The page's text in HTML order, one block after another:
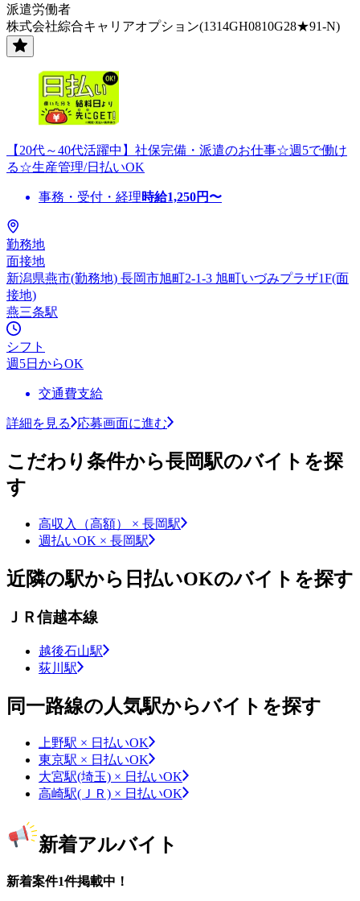
派遣労働者
株式会社綜合キャリアオプション(1314GH0810G28★91-N)
【20代～40代活躍中】社保完備・派遣のお仕事☆週5で働け
る☆生産管理/日払いOK
事務・受付・経理時給1,250円〜
勤務地
面接地
新潟県燕市(勤務地) 長岡市旭町2-1-3 旭町いづみプラザ1F(面
接地)
燕三条駅
シフト
週5日からOK
交通費支給
詳細を見る 応募画面に進む
こだわり条件から長岡駅のバイトを探
す
高収入（高額） × 長岡駅
週払いOK × 長岡駅
近隣の駅から日払いOKのバイトを探す
ＪＲ信越本線
越後石山駅
荻川駅
同一路線の人気駅からバイトを探す
上野駅 × 日払いOK
東京駅 × 日払いOK
大宮駅(埼玉) × 日払いOK
高崎駅(ＪＲ) × 日払いOK
新着アルバイト
新着案件1件掲載中！